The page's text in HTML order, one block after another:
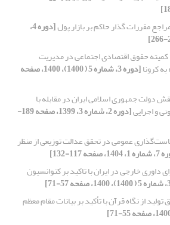
مقررات گذار حاکم بر بازار پول [دوره 4،
حقوق اقتصادی اجتماعی در مدیریت
کرونا [دوره 3، شماره 5 ( 1400)، 1400، صفحه
دولت جمهوری اسلامی ایران در مقابله با
و اجرایی [دوره 2، شماره 3، 1399، صفحه 189-
عمومی در تحقق عدالت توزیعی از منظر
117-132]
داوری خارجی در ایران با تاکید بر کنوانسیون
تولید از نگاه قرآن با تأکید بر بیانات مقام معظم